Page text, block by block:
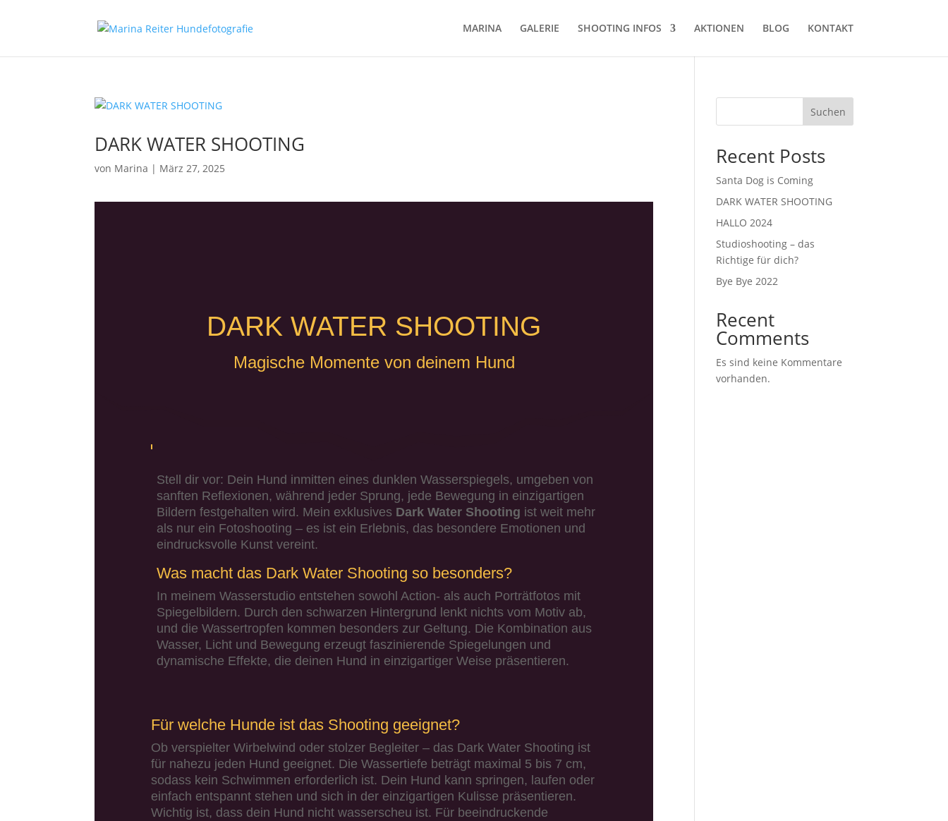
MARINA GALERIE SHOOTING INFOS AKTIONEN BLOG KONTAKT
DARK WATER SHOOTING
von Marina | März 27, 2025
DARK WATER SHOOTING
Magische Momente von deinem Hund
Stell dir vor: Dein Hund inmitten eines dunklen Wasserspiegels, umgeben von
sanften Reflexionen, während jeder Sprung, jede Bewegung in einzigartigen
Bildern festgehalten wird. Mein exklusives Dark Water Shooting ist weit mehr
als nur ein Fotoshooting – es ist ein Erlebnis, das besondere Emotionen und
eindrucksvolle Kunst vereint.
Was macht das Dark Water Shooting so besonders?
In meinem Wasserstudio entstehen sowohl Action- als auch Porträtfotos mit
Spiegelbildern. Durch den schwarzen Hintergrund lenkt nichts vom Motiv ab,
und die Wassertropfen kommen besonders zur Geltung. Die Kombination aus
Wasser, Licht und Bewegung erzeugt faszinierende Spiegelungen und
dynamische Effekte, die deinen Hund in einzigartiger Weise präsentieren.
Für welche Hunde ist das Shooting geeignet?
Ob verspielter Wirbelwind oder stolzer Begleiter – das Dark Water Shooting ist
für nahezu jeden Hund geeignet. Die Wassertiefe beträgt maximal 5 bis 7 cm,
sodass kein Schwimmen erforderlich ist. Dein Hund kann springen, laufen oder
einfach entspannt stehen und sich in der einzigartigen Kulisse präsentieren.
Wichtig ist, dass dein Hund nicht wasserscheu ist. Für beeindruckende
Suchen
Recent Posts
Santa Dog is Coming
DARK WATER SHOOTING
HALLO 2024
Studioshooting – das
Richtige für dich?
Bye Bye 2022
Recent
Comments
Es sind keine Kommentare
vorhanden.